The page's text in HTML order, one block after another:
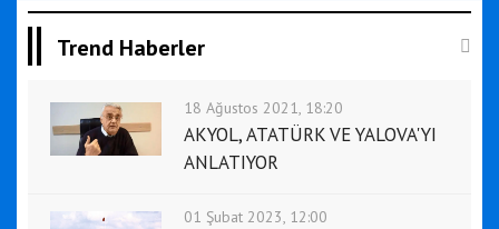
Trend Haberler
18 Ağustos 2021, 18:20
AKYOL, ATATÜRK VE YALOVA'YI
ANLATIYOR
01 Şubat 2023, 12:00